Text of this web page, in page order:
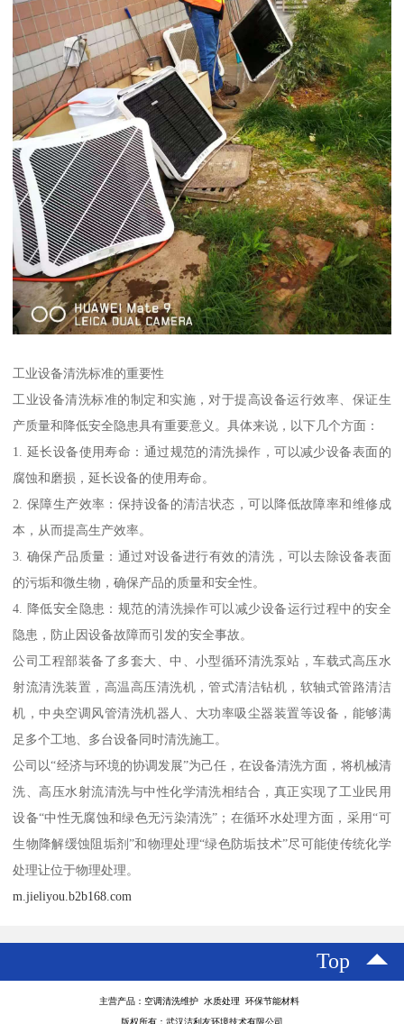
工业设备清洗标准的重要性
工业设备清洗标准的制定和实施，对于提高设备运行效率、保证生
产质量和降低安全隐患具有重要意义。具体来说，以下几个方面：
1. 延长设备使用寿命：通过规范的清洗操作，可以减少设备表面的
腐蚀和磨损，延长设备的使用寿命。
2. 保障生产效率：保持设备的清洁状态，可以降低故障率和维修成
本，从而提高生产效率。
3. 确保产品质量：通过对设备进行有效的清洗，可以去除设备表面
的污垢和微生物，确保产品的质量和安全性。
4. 降低安全隐患：规范的清洗操作可以减少设备运行过程中的安全
隐患，防止因设备故障而引发的安全事故。
公司工程部装备了多套大、中、小型循环清洗泵站，车载式高压水
射流清洗装置，高温高压清洗机，管式清洁钻机，软轴式管路清洁
机，中央空调风管清洗机器人、大功率吸尘器装置等设备，能够满
足多个工地、多台设备同时清洗施工。
公司以“经济与环境的协调发展”为己任，在设备清洗方面，将机械清
洗、高压水射流清洗与中性化学清洗相结合，真正实现了工业民用
设备“中性无腐蚀和绿色无污染清洗”；在循环水处理方面，采用“可
生物降解缓蚀阻垢剂”和物理处理“绿色防垢技术”尽可能使传统化学
处理让位于物理处理。
m.jieliyou.b2b168.com
Top
主营产品：空调清洗维护 水质处理 环保节能材料
版权所有：武汉洁利友环境技术有限公司